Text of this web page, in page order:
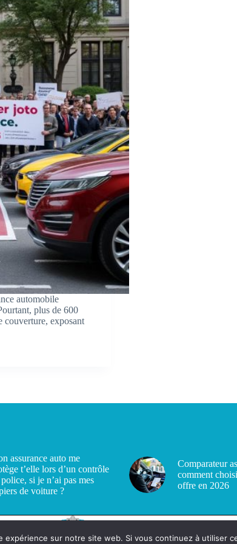
automobile
plus de 600
couverture, exposant
assurance auto me
t’elle lors d’un contrôle
si je n’ai pas mes
de voiture ?
Comparateur
comment
offre en 2026
expérience sur notre site web. Si vous continuez à utiliser